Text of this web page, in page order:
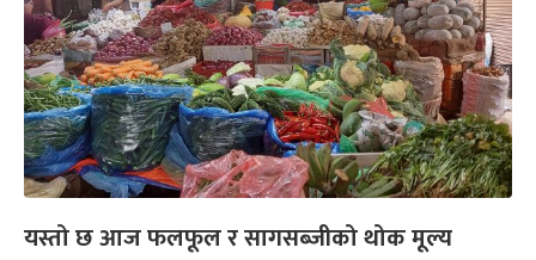
यस्तो छ आज फलफूल र सागसब्जीको थोक मूल्य